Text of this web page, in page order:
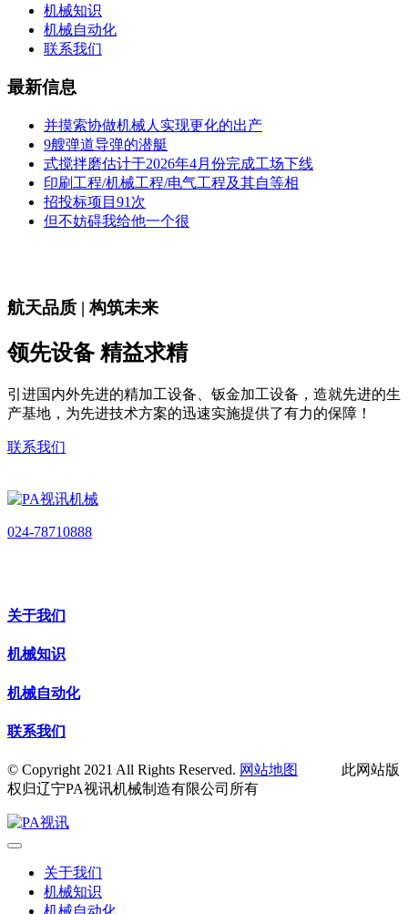
机械知识
机械自动化
联系我们
最新信息
并摸索协做机械人实现更化的出产
9艘弹道导弹的潜艇
式搅拌磨估计于2026年4月份完成工场下线
印刷工程/机械工程/电气工程及其自等相
招投标项目91次
但不妨碍我给他一个很
航天品质 | 构筑未来
领先设备 精益求精
引进国内外先进的精加工设备、钣金加工设备，造就先进的生
产基地，为先进技术方案的迅速实施提供了有力的保障！
联系我们
024-78710888
关于我们
机械知识
机械自动化
联系我们
© Copyright 2021 All Rights Reserved. 网站地图
此网站版
权归辽宁PA视讯机械制造有限公司所有
关于我们
机械知识
机械自动化